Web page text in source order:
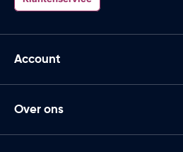
Account
Over ons